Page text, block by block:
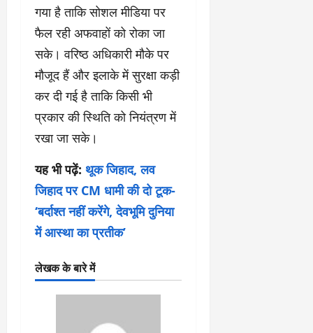
गया है ताकि सोशल मीडिया पर
फैल रही अफवाहों को रोका जा
सके। वरिष्ठ अधिकारी मौके पर
मौजूद हैं और इलाके में सुरक्षा कड़ी
कर दी गई है ताकि किसी भी
प्रकार की स्थिति को नियंत्रण में
रखा जा सके।
यह भी पढ़ें: थूक जिहाद, लव
जिहाद पर CM धामी की दो टूक-
‘बर्दाश्त नहीं करेंगे, देवभूमि दुनिया
में आस्था का प्रतीक’
लेखक के बारे में